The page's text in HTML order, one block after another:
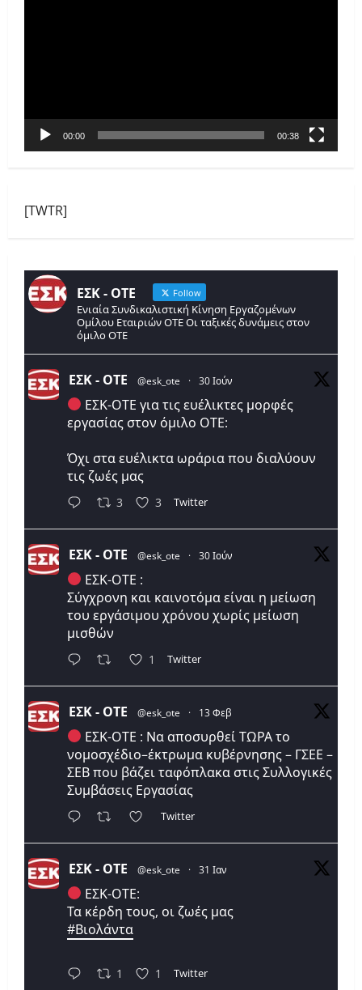
00:00 00:38
[TWTR]
ΕΣΚ - ΟΤΕ Follow
Ενιαία Συνδικαλιστική Κίνηση Εργαζομένων
Ομίλου Εταιριών ΟΤΕ Οι ταξικές δυνάμεις στον
όμιλο ΟΤΕ
ΕΣΚ - ΟΤΕ @esk_ote · 30 Ιούν
ΕΣΚ-ΟΤΕ για τις ευέλικτες μορφές
εργασίας στον όμιλο ΟΤΕ:
Όχι στα ευέλικτα ωράρια που διαλύουν
τις ζωές μας
3 3 Twitter
ΕΣΚ - ΟΤΕ @esk_ote · 30 Ιούν
ΕΣΚ-ΟΤΕ :
Σύγχρονη και καινοτόμα είναι η μείωση
του εργάσιμου χρόνου χωρίς μείωση
μισθών
1 Twitter
ΕΣΚ - ΟΤΕ @esk_ote · 13 Φεβ
ΕΣΚ-ΟΤΕ : Να αποσυρθεί ΤΩΡΑ το
νομοσχέδιο–έκτρωμα κυβέρνησης – ΓΣΕΕ –
ΣΕΒ που βάζει ταφόπλακα στις Συλλογικές
Συμβάσεις Εργασίας
Twitter
ΕΣΚ - ΟΤΕ @esk_ote · 31 Ιαν
ΕΣΚ-ΟΤΕ:
Τα κέρδη τους, οι ζωές μας
#Βιολάντα
1 1 Twitter